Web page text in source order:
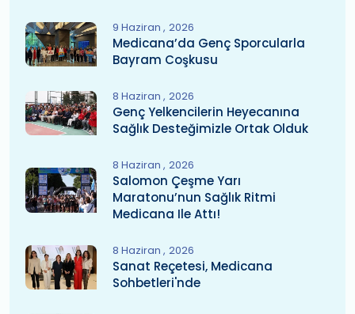
9 Haziran 2026
Medicana’da Genç Sporcularla
Bayram Coşkusu
8 Haziran 2026
Genç Yelkencilerin Heyecanına
Sağlık Desteğimizle Ortak Olduk
8 Haziran 2026
Salomon Çeşme Yarı
Maratonu’nun Sağlık Ritmi
Medicana Ile Attı!
8 Haziran 2026
Sanat Reçetesi, Medicana
Sohbetleri'nde